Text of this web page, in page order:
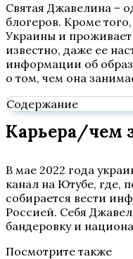
Святая Джавелина –
блогеров. Кроме
Украины и проживает
известно, даже ее
информации об
о том, чем она
Содержание
Карьера/чем
В мае 2022 года
канал на Ютубе, где,
собирается вести
Россией. Себя
бандеровку и
Посмотрите также